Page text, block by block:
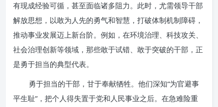
有现成经验可循，甚至面临诸多阻力。此时，尤需领导干部
解放思想，以敢为人先的勇气和智慧，打破体制机制障碍，
推动事业发展迈上新台阶。例如，在环境治理、科技攻关、
社会治理创新等领域，那些敢于试错、敢于突破的干部，正
是勇于担当的典型代表。
勇于担当的干部，甘于奉献牺牲。他们深知“为官避事
平生耻”，把个人得失置于党和人民事业之后。在急难险重